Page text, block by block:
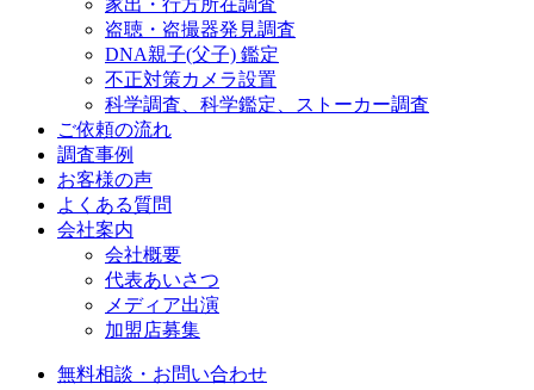
家出・行方所在調査
盗聴・盗撮器発見調査
DNA親子(父子) 鑑定
不正対策カメラ設置
科学調査、科学鑑定、ストーカー調査
ご依頼の流れ
調査事例
お客様の声
よくある質問
会社案内
会社概要
代表あいさつ
メディア出演
加盟店募集
無料相談・お問い合わせ